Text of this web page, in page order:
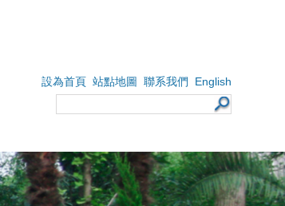
設為首頁 站點地圖 聯系我們 English